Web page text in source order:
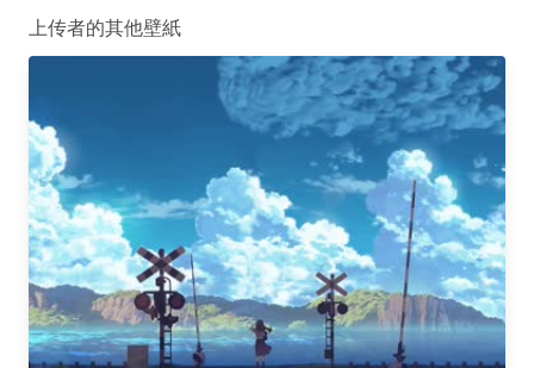
上传者的其他壁紙